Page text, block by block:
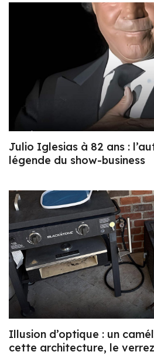
Julio Iglesias à 82 ans :
légende du show-business
Illusion d’optique : un
cette architecture, le